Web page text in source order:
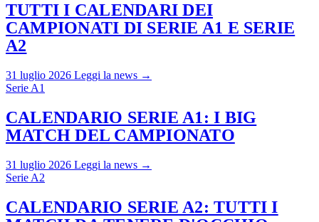
TUTTI I CALENDARI DEI
CAMPIONATI DI SERIE A1 E SERIE
A2
31 luglio 2026 Leggi la news →
Serie A1
CALENDARIO SERIE A1: I BIG
MATCH DEL CAMPIONATO
31 luglio 2026 Leggi la news →
Serie A2
CALENDARIO SERIE A2: TUTTI I